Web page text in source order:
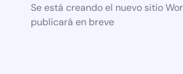
Se está creando el nuevo sitio
publicará en breve